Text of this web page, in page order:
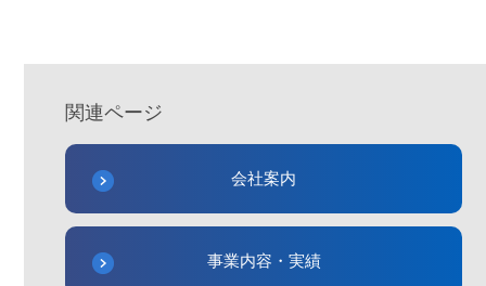
関連ページ
会社案内
事業内容・実績